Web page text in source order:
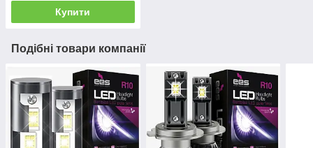
Купити
Подібні товари компанії